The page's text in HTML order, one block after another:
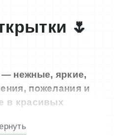
🌷
нежные, яркие,
пожелания и
в красивых
близкими. Все